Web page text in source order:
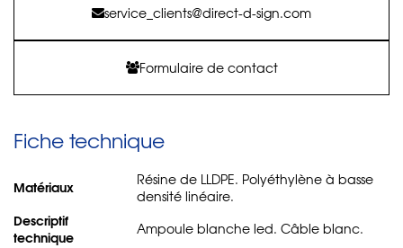
service_clients@direct-d-sign.com
Formulaire de contact
Fiche technique
Matériaux
Résine de LLDPE. Polyéthylène à basse
densité linéaire.
Descriptif
technique
Ampoule blanche led. Câble blanc.